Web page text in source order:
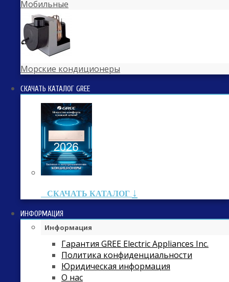
Мобильные
Морские кондиционеры
СКАЧАТЬ КАТАЛОГ GREE
СКАЧАТЬ КАТАЛОГ ↓
ИНФОРМАЦИЯ
Информация
Гарантия GREE Electric Appliances Inc.
Политика конфиденциальности
Юридическая информация
О нас